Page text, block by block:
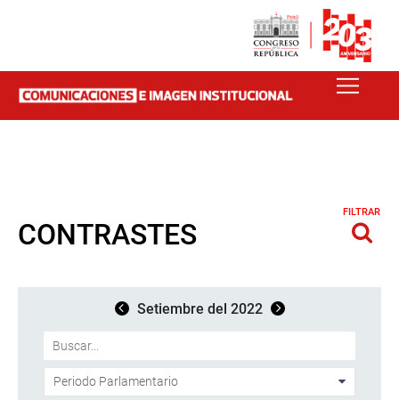
CONTRASTES
FILTRAR
Setiembre del 2022